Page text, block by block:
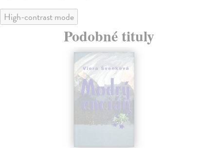
High-contrast mode
Podobné tituly